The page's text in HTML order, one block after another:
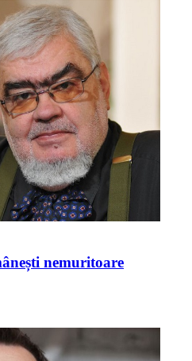
nemuritoare